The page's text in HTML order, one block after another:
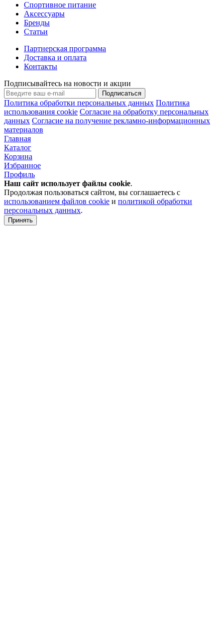
Спортивное питание
Аксессуары
Бренды
Статьи
Партнерская программа
Доставка и оплата
Контакты
Подписывайтесь на новости и акции
Подписаться
Политика обработки персональных данных Политика
использования cookie Согласие на обработку персональных
данных Согласие на получение рекламно-информационных
материалов
Главная
Каталог
Корзина
Избранное
Профиль
Наш сайт использует файлы cookie.
Продолжая пользоваться сайтом, вы соглашаетесь с
использованием файлов cookie и политикой обработки
персональных данных.
Принять